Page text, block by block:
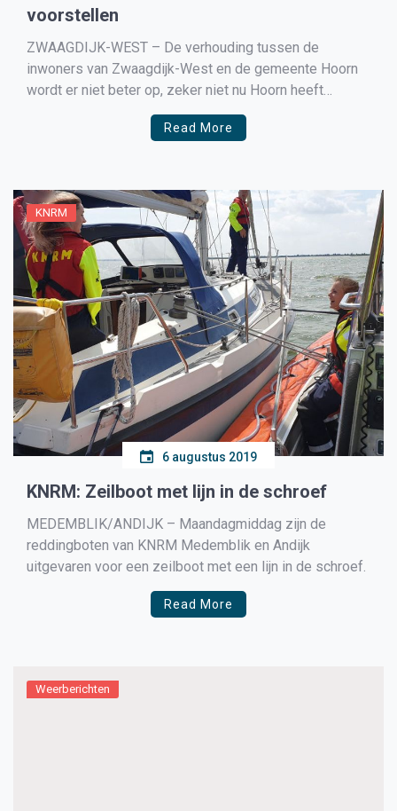
voorstellen
ZWAAGDIJK-WEST – De verhouding tussen de
inwoners van Zwaagdijk-West en de gemeente Hoorn
wordt er niet beter op, zeker niet nu Hoorn heeft
besloten om de afgesproken maximale bouwhoogte op
het Zevenhuis los te laten en hoger te gaan bouwen.
Read More
KNRM
6 augustus 2019
KNRM: Zeilboot met lijn in de schroef
MEDEMBLIK/ANDIJK – Maandagmiddag zijn de
reddingboten van KNRM Medemblik en Andijk
uitgevaren voor een zeilboot met een lijn in de schroef.
Read More
Weerberichten